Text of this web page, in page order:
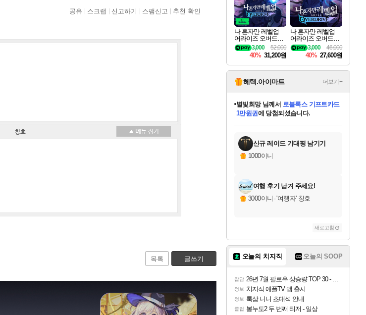
공유 스크랩 신고하기 스팸신고 추천 확인
칭호
목록 글쓰기
나 혼자만 레벨업
어라이즈 오버드라
이브 디럭스 에디션
Solo Leveling Arise
Overdrive Deluxe Edi
tion
52,000
3,000
40% 31,200원
나 혼자만 레벨업
어라이즈 오버드라
이브 Solo Leveling A
rise
46,000
3,000
40% 27,600원
혜택.아이마트 더보기+
교환.
당첨되셨습니다.
당첨되셨습니다.
당첨되셨습니다.
별빛희망님께서 로블록스 기프트카드
1만원권에 당첨되셨습니다.
당첨되셨습니다.
당첨되셨습니다.
당첨되셨습니다.
당첨되셨습니다.
에디션 (스팀코드)를 교환.
당첨되셨습니다.
신규 레이드 기대평 남기기
1000이니
여행 후기 남겨 주세요!
3000이니 ·'여행자' 칭호
새로고침
오늘의 치지직 오늘의 SOOP
잡담 26년 7월 팔로우 상승량 TOP 30 - 월간 치지직
정보 치지직 애플TV 앱 출시
정보 룩삼 니니 초대석 안내
클립 봉누도2 두 번째 티저 - 일상